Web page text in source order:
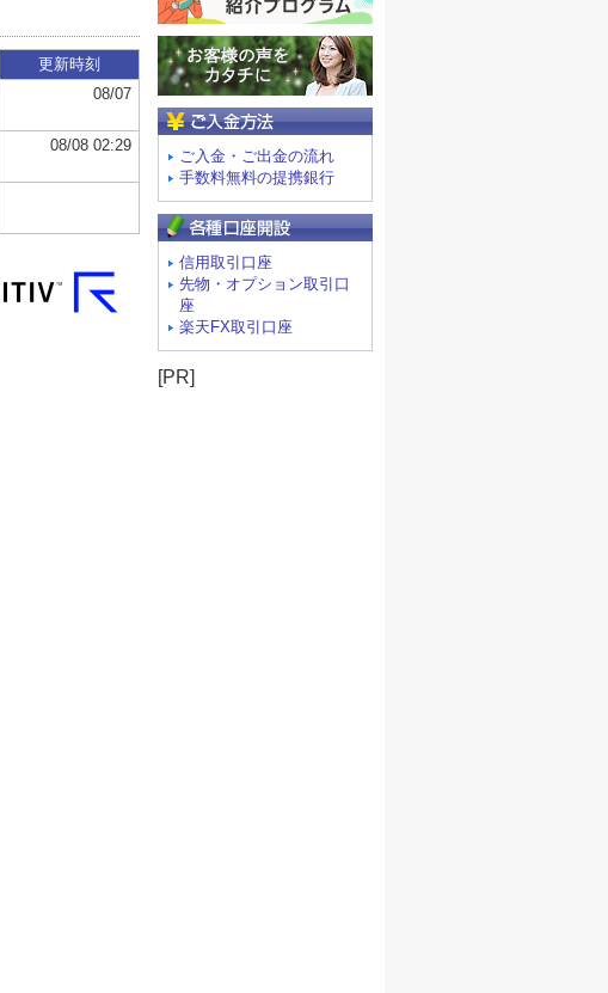
ご入金・ご出金の流れ
手数料無料の提携銀行
信用取引口座
先物・オプション取引口
座
楽天FX取引口座
[PR]